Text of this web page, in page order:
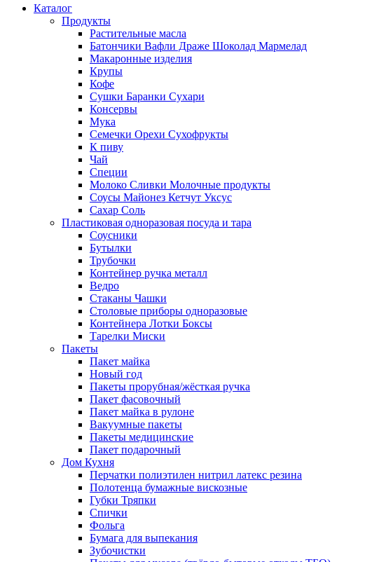
Каталог
Продукты
Растительные масла
Батончики Вафли Драже Шоколад Мармелад
Макаронные изделия
Крупы
Кофе
Сушки Баранки Сухари
Консервы
Мука
Семечки Орехи Сухофрукты
К пиву
Чай
Специи
Молоко Сливки Молочные продукты
Соусы Майонез Кетчут Уксус
Сахар Соль
Пластиковая одноразовая посуда и тара
Соусники
Бутылки
Трубочки
Контейнер ручка металл
Ведро
Стаканы Чашки
Столовые приборы одноразовые
Контейнера Лотки Боксы
Тарелки Миски
Пакеты
Пакет майка
Новый год
Пакеты прорубная/жёсткая ручка
Пакет фасовочный
Пакет майка в рулоне
Вакуумные пакеты
Пакеты медицинские
Пакет подарочный
Дом Кухня
Перчатки полиэтилен нитрил латекс резина
Полотенца бумажные вискозные
Губки Тряпки
Спички
Фольга
Бумага для выпекания
Зубочистки